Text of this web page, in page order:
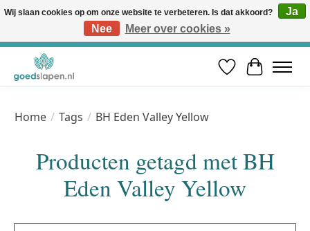
Vóór 12u besteld, volgende werkdag in huis* | Gratis verzending vanaf €50 | Professioneel slaapadvies
Verlanglijst
Home / Tags / BH Eden Valley Yellow
Producten getagd met BH
Eden Valley Yellow
Wij slaan cookies op om onze website te verbeteren. Is dat akkoord?
Ja
Nee
Meer over cookies »